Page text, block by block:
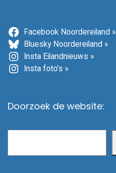
Facebook Noordereiland »
Bluesky Noordereiland »
Insta Eilandnieuws »
Insta foto's »
Doorzoek de website: